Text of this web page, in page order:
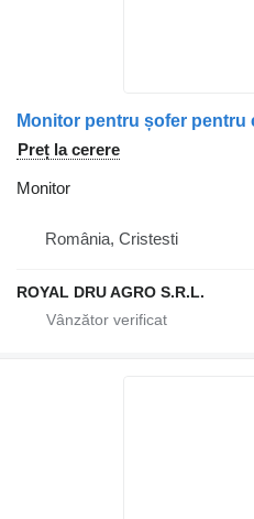
Preț la cerere
Monitor
România, Cristesti
ROYAL DRU AGRO S.R.L.